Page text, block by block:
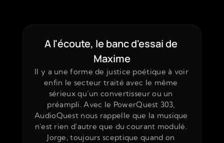
Il y a une forme de justice poétique à voir
enfin le secteur traité avec le même
sérieux qu’un convertisseur ou un
préampli. Avec le PowerQuest 303,
AudioQuest nous rappelle que la musique
n'est rien d'autre que du courant modulé.
Jorge, toujours sceptique quand on
A l'écoute, le banc d'essai de
Maxime